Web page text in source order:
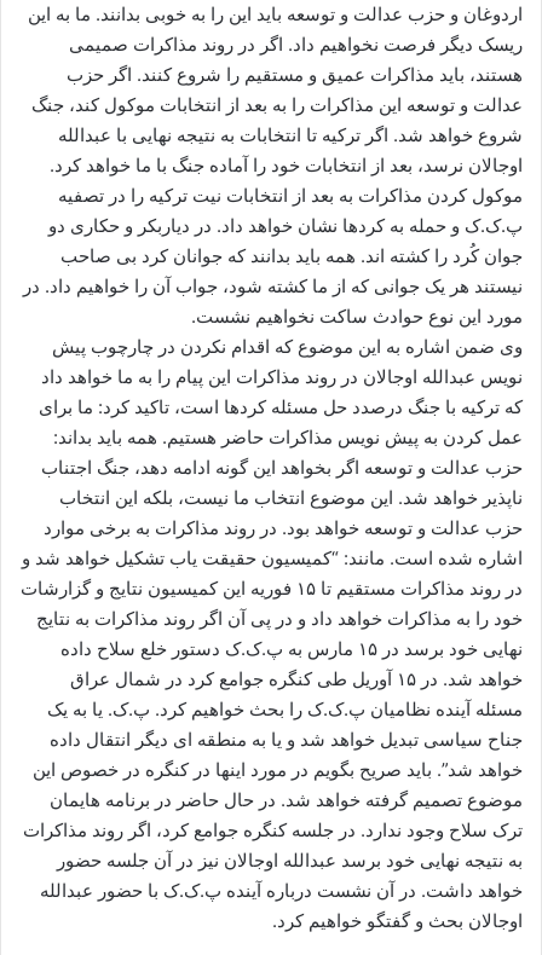
اردوغان و حزب عدالت و توسعه باید این را به خوبی بدانند. ما به این
ریسک دیگر فرصت نخواهیم داد. اگر در روند مذاکرات صمیمی
هستند، باید مذاکرات عمیق و مستقیم را شروع کنند. اگر حزب
عدالت و توسعه این مذاکرات را به بعد از انتخابات موکول کند، جنگ
شروع خواهد شد. اگر ترکیه تا انتخابات به نتیجه نهایی با عبدالله
اوجالان نرسد، بعد از انتخابات خود را آماده جنگ با ما خواهد کرد.
موکول کردن مذاکرات به بعد از انتخابات نیت ترکیه را در تصفیه
پ.ک.ک و حمله به کردها نشان خواهد داد. در دیاربکر و حکاری دو
جوان کُرد را کشته اند. همه باید بدانند که جوانان کرد بی صاحب
نیستند هر یک جوانی که از ما کشته شود، جواب آن را خواهیم داد. در
مورد این نوع حوادث ساکت نخواهیم نشست.
وی ضمن اشاره به این موضوع که اقدام نکردن در چارچوب پیش
نویس عبدالله اوجالان در روند مذاکرات این پیام را به ما خواهد داد
که ترکیه با جنگ درصدد حل مسئله کردها است، تاکید کرد: ما برای
عمل کردن به پیش نویس مذاکرات حاضر هستیم. همه باید بداند:
حزب عدالت و توسعه اگر بخواهد این گونه ادامه دهد، جنگ اجتناب
ناپذیر خواهد شد. این موضوع انتخاب ما نیست، بلکه این انتخاب
حزب عدالت و توسعه خواهد بود. در روند مذاکرات به برخی موارد
اشاره شده است. مانند: “کمیسیون حقیقت یاب تشکیل خواهد شد و
در روند مذاکرات مستقیم تا ۱۵ فوریه این کمیسیون نتایج و گزارشات
خود را به مذاکرات خواهد داد و در پی آن اگر روند مذاکرات به نتایج
نهایی خود برسد در ۱۵ مارس به پ.ک.ک دستور خلع سلاح داده
خواهد شد. در ۱۵ آوریل طی کنگره جوامع کرد در شمال عراق
مسئله آینده نظامیان پ.ک.ک را بحث خواهیم کرد. پ.ک. یا به یک
جناح سیاسی تبدیل خواهد شد و یا به منطقه ای دیگر انتقال داده
خواهد شد”. باید صریح بگویم در مورد اینها در کنگره در خصوص این
موضوع تصمیم گرفته خواهد شد. در حال حاضر در برنامه هایمان
ترک سلاح وجود ندارد. در جلسه کنگره جوامع کرد، اگر روند مذاکرات
به نتیجه نهایی خود برسد عبدالله اوجالان نیز در آن جلسه حضور
خواهد داشت. در آن نشست درباره آینده پ.ک.ک با حضور عبدالله
اوجالان بحث و گفتگو خواهیم کرد.